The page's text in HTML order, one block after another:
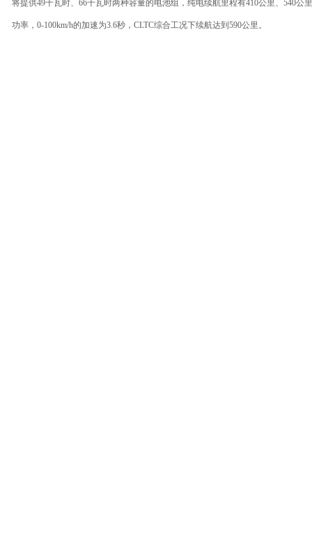
将提供49千瓦时、66千瓦时两种容量的电池组，纯电续航里程有410公里、540
功率，0-100km/h的加速为3.6秒，CLTC综合工况下续航达到590公里。